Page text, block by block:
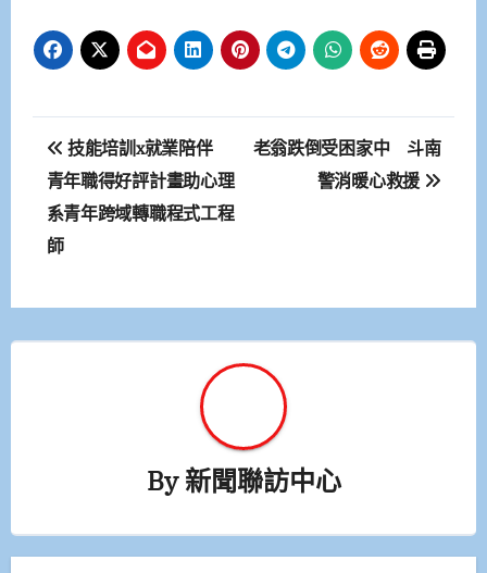
文
章
導
覽
技能培訓x就業陪伴
青年職得好評計畫助心理
系青年跨域轉職程式工程
師
老翁跌倒受困家中 斗南
警消暖心救援
By新聞聯訪中心